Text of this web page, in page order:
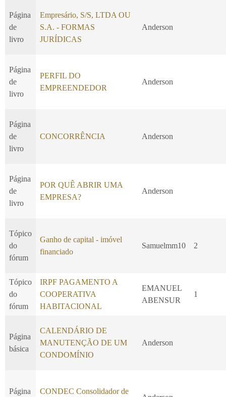
Página
de
livro
Empresário, S/S, LTDA OU
S.A. - FORMAS
JURÍDICAS
Anderson
Página
de
livro
PERFIL DO
EMPREENDEDOR
Anderson
Página
de
livro
CONCORRÊNCIA Anderson
Página
de
livro
POR QUÊ ABRIR UMA
EMPRESA?
Anderson
Tópico
do
fórum
Ganho de capital - imóvel
financiado
Samuelmm10 2
Tópico
do
fórum
IRPF PAGAMENTO A
COOPERATIVA
HABITACIONAL
EMANUEL
ABENSUR
1
Página
básica
CALENDÁRIO DE
MANUTENÇÃO DE UM
CONDOMÍNIO
Anderson
Página CONDEC Consolidador de